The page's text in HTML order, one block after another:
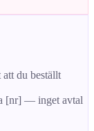
du beställt
[nr] — inget avtal